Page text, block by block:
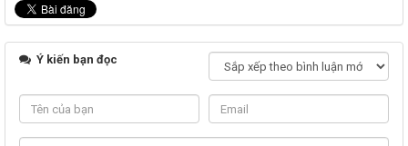
Ý kiến bạn đọc